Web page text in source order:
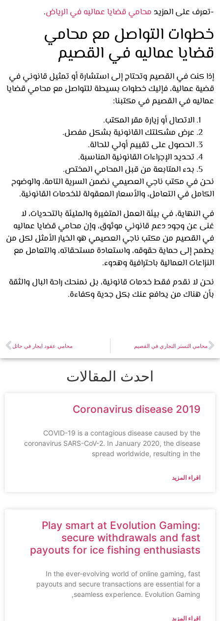
على المزيدمحامي قضايا عماليه في الرياض.
التواصل مع محامي
عماليه في القصيم
كنت في القصيم وتحتاج إلى استشارة أو تمثيل قانوني في
عمالية، فإليك خطوات بسيطة للتواصل مع محامي قضايا
في القصيم في مكتبنا:
الاتصال أو زيارة مقر المكتب.
عرض مشكلتك القانونية بشكل مفصل.
الحصول على تقييم أولي للحالة.
تحديد الإجراءات القانونية المناسبة.
بدء المتابعة من قبل المحامي المختص.
في مكتب ناجي العصيمي نضمن السرية التامة، والوضوح
في التعامل، والأسعار المعقولة للخدمات القانونية.
في بيئة العمل المتغيرة والمليئة بالتحديات، لا
عن وجود دعم قانوني موثوق، وإن محامي قضايا عماليه
من مكتب ناجي العصيمي هو الخيار الأمثل لكل من
إلى حماية حقوقه، واستعادة مستحقاته، والتعامل مع
العمالية باحترافية وهدوء.
لا نقدم فقط خدمات قانونية، بل نمنحك راحة البال والثقة
هناك من يدافع عنك بكل جدية وكفاءة.
التستر التجاري في القصيم محامي عقود ايجار في حائل
احدث المقالات
Coronavirus disease 2019
COVID-19 is a contagious disease caused by the
coronavirus SARS-CoV-2. In January 2020, the disease
spread worldwide, resulting in the
اقراء المزيد
Play smart at Evolution Gaming:
secure withdrawals and fast
payouts for ice fishing enthusiasts
In the ever-evolving world of online gaming, fast
payouts and secure transactions are essential for a
seamless experience. Evolution Gaming,
اقراء المزيد